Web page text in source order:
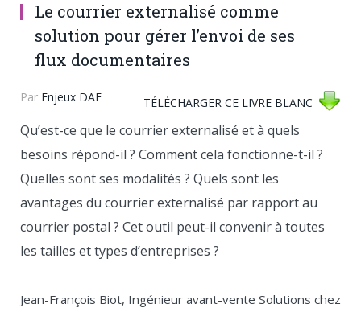
Le courrier externalisé comme
solution pour gérer l’envoi de ses
flux documentaires
Par Enjeux DAF TÉLÉCHARGER CE LIVRE BLANC
Qu’est-ce que le courrier externalisé et à quels
besoins répond-il ? Comment cela fonctionne-t-il ?
Quelles sont ses modalités ? Quels sont les
avantages du courrier externalisé par rapport au
courrier postal ? Cet outil peut-il convenir à toutes
les tailles et types d’entreprises ?
Jean-François Biot, Ingénieur avant-vente Solutions chez